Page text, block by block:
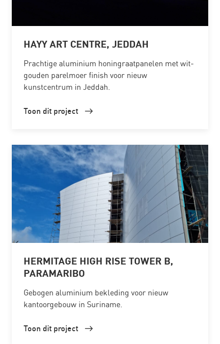
HAYY ART CENTRE, JEDDAH
Prachtige aluminium honingraatpanelen met wit-
gouden parelmoer finish voor nieuw
kunstcentrum in Jeddah.
Toon dit project
HERMITAGE HIGH RISE TOWER B,
PARAMARIBO
Gebogen aluminium bekleding voor nieuw
kantoorgebouw in Suriname.
Toon dit project